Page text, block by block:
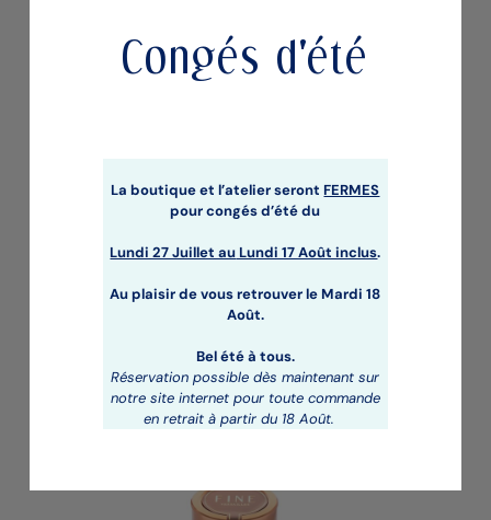
TABLETTE CHOCOLAT NOIR FOURREE AU
9,70€
Congés d'été
La boutique et l’atelier seront FERMES
pour congés d’été du
Lundi 27 Juillet au Lundi 17 Août inclus.
Au plaisir de vous retrouver le Mardi 18
Août.
Bel été à tous.
Réservation possible dès maintenant sur
notre site internet pour toute commande
en retrait à partir du 18 Août.